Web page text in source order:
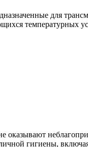
для
температурных
гигиены,